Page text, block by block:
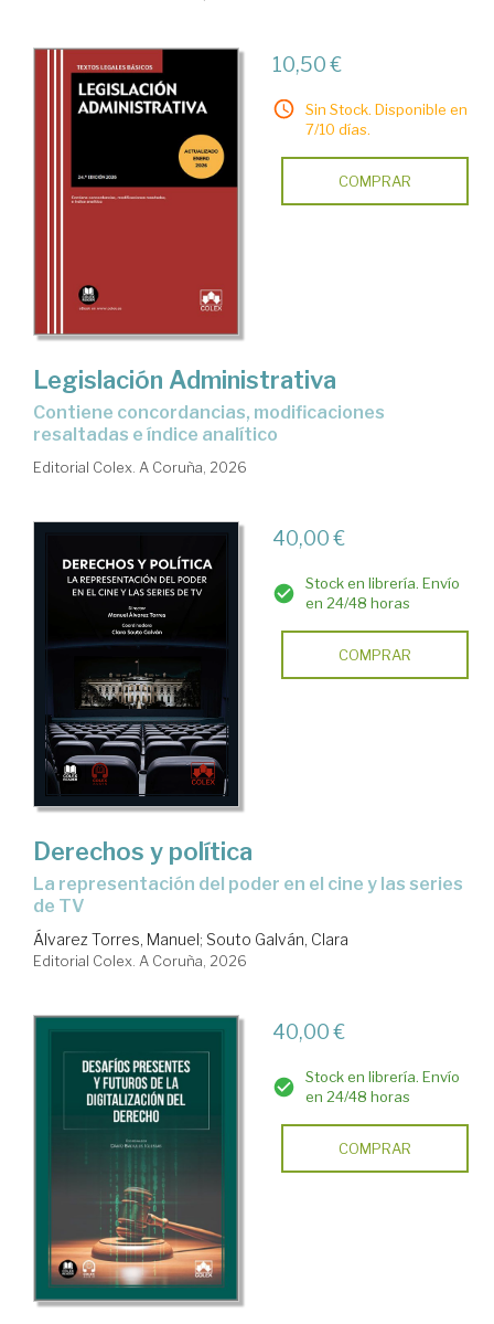
10,50 €
Sin Stock. Disponible en
7/10 días.
COMPRAR
Legislación Administrativa
Contiene concordancias, modificaciones
resaltadas e índice analítico
Editorial Colex. A Coruña, 2026
40,00 €
Stock en librería. Envío
en 24/48 horas
COMPRAR
Derechos y política
La representación del poder en el cine y las series
de TV
Álvarez Torres, Manuel; Souto Galván, Clara
Editorial Colex. A Coruña, 2026
40,00 €
Stock en librería. Envío
en 24/48 horas
COMPRAR